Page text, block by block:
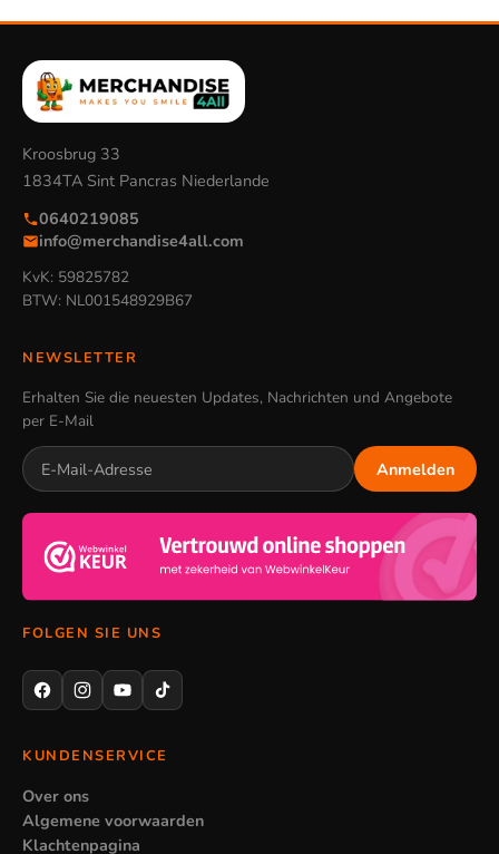
Kroosbrug 33
1834TA Sint Pancras Niederlande
0640219085
info@merchandise4all.com
KvK: 59825782
BTW: NL001548929B67
NEWSLETTER
Erhalten Sie die neuesten Updates, Nachrichten und Angebote
per E-Mail
Anmelden
FOLGEN SIE UNS
KUNDENSERVICE
Over ons
Algemene voorwaarden
Klachtenpagina